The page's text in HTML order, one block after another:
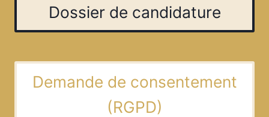
Dossier de candidature
Demande de consentement
(RGPD)